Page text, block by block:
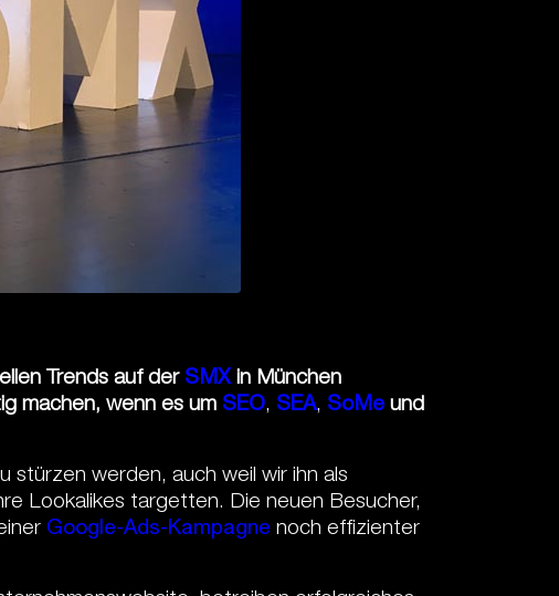
Trends auf der SMX in München
machen, wenn es um SEO, SEA, SoMe und
stürzen werden, auch weil wir ihn als
Lookalikes targetten. Die neuen Besucher,
Google-Ads-Kampagne noch effizienter